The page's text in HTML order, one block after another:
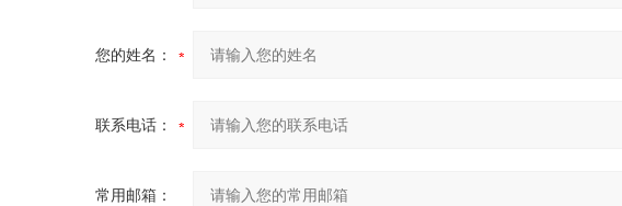
您的姓名：
联系电话：
常用邮箱：